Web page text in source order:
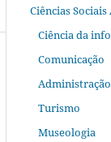
Ciências
Ciência da
Comunicação
Administração
Turismo
Museologia